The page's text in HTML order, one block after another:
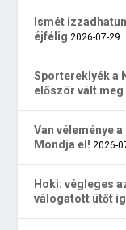
Ismét
éjfélig 2026-07-29
Sportereklyék a
először vált
Van véleménye
Mondja el! 2026-
Hoki: végleges
válogatott ütőt